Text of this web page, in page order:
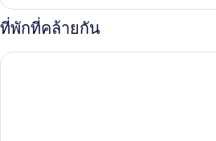
เกี่ยว
กับ
ห้อง
พัก
ที่พักที่คล้ายกัน
เวสต์.อินน์48 - โรงแรมเช็คอินด้วยตนเอง